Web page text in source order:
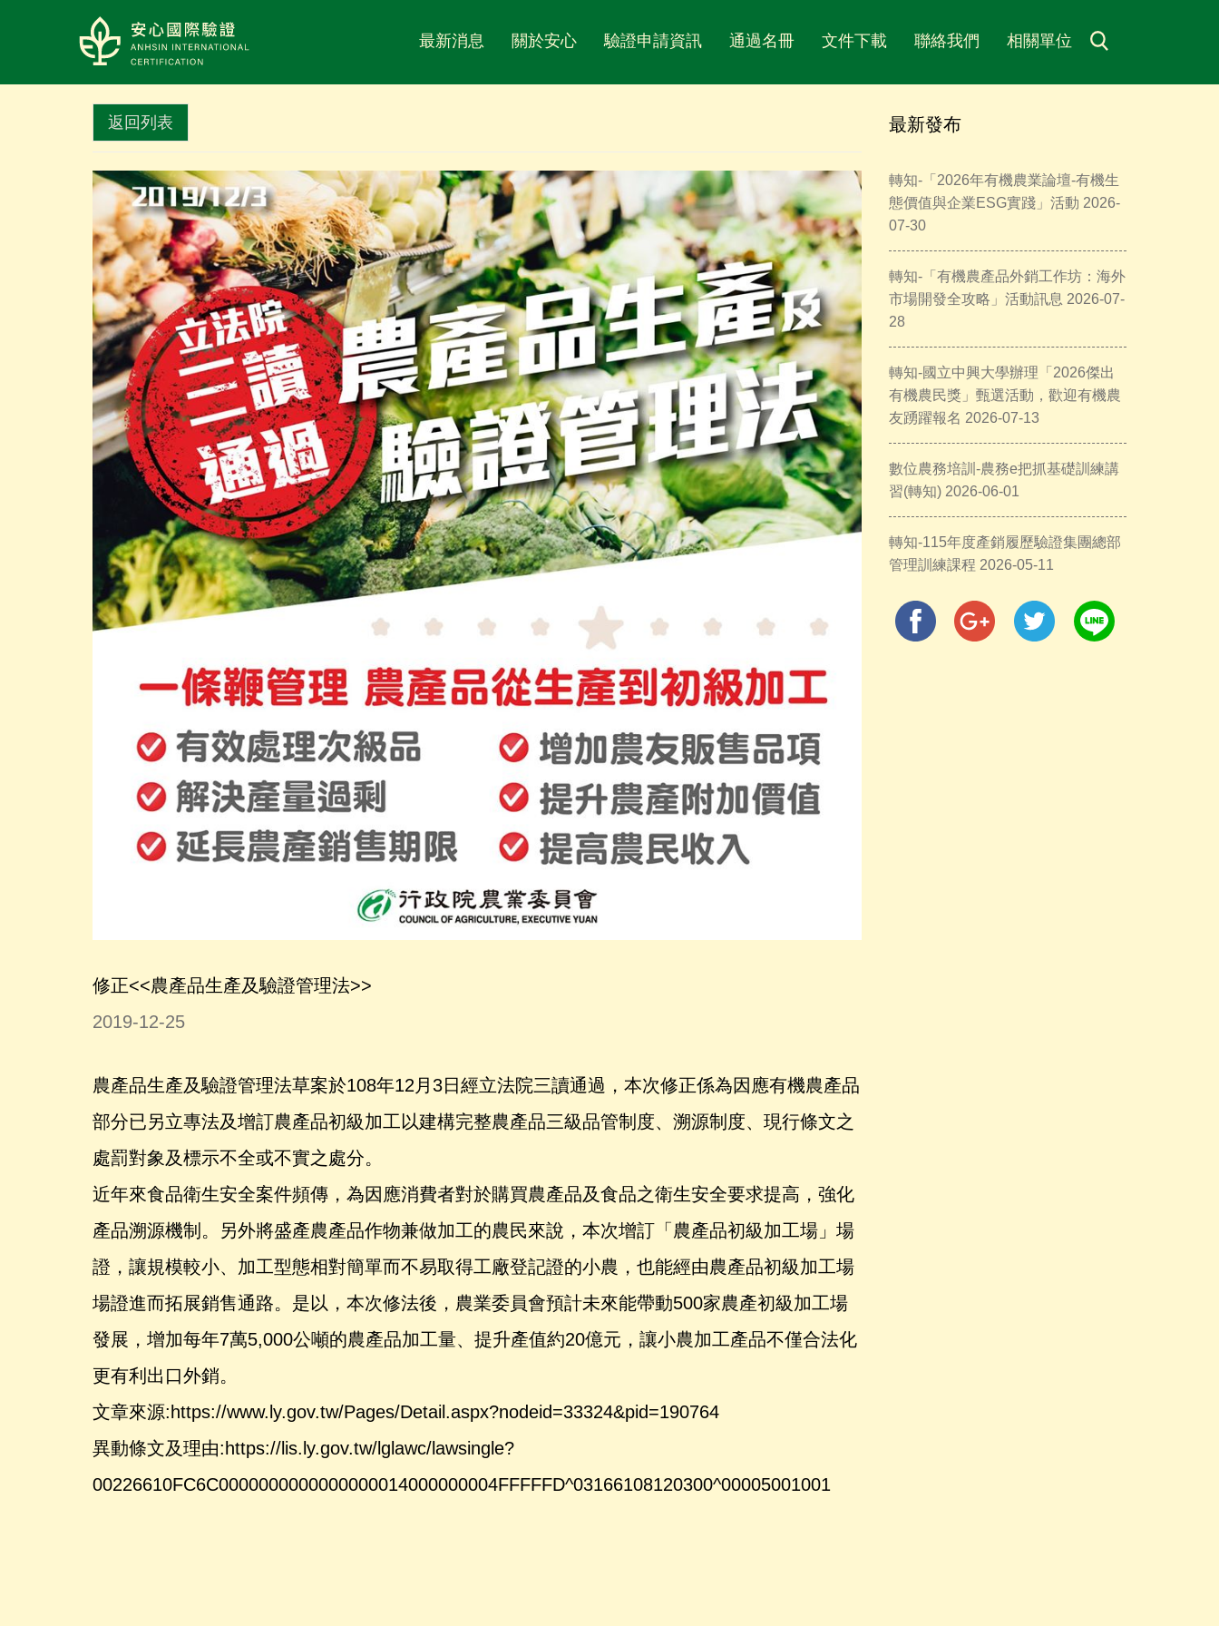
LOGO
最新消息
關於安心 驗證申請資訊 通過名冊 文件下載 聯絡我們 相關單位
返回列表
修正<<農產品生產及驗證管理法>>
2019-12-25
農產品生產及驗證管理法草案於108年12月3日經立法院三讀通過，本次修正係為因應有機農產品
部分已另立專法及增訂農產品初級加工以建構完整農產品三級品管制度、溯源制度、現行條文之
處罰對象及標示不全或不實之處分。
近年來食品衛生安全案件頻傳，為因應消費者對於購買農產品及食品之衛生安全要求提高，強化
產品溯源機制。另外將盛產農產品作物兼做加工的農民來說，本次增訂「農產品初級加工場」場
證，讓規模較小、加工型態相對簡單而不易取得工廠登記證的小農，也能經由農產品初級加工場
場證進而拓展銷售通路。是以，本次修法後，農業委員會預計未來能帶動500家農產初級加工場
發展，增加每年7萬5,000公噸的農產品加工量、提升產值約20億元，讓小農加工產品不僅合法化
更有利出口外銷。
文章來源:https://www.ly.gov.tw/Pages/Detail.aspx?nodeid=33324&pid=190764
異動條文及理由:https://lis.ly.gov.tw/lglawc/lawsingle?
00226610FC6C0000000000000000014000000004FFFFFD^03166108120300^00005001001
最新發布
轉知-「2026年有機農業論壇-有機生
態價值與企業ESG實踐」活動 2026-
07-30
轉知-「有機農產品外銷工作坊：海外
市場開發全攻略」活動訊息 2026-07-
28
轉知-國立中興大學辦理「2026傑出
有機農民獎」甄選活動，歡迎有機農
友踴躍報名 2026-07-13
數位農務培訓-農務e把抓基礎訓練講
習(轉知) 2026-06-01
轉知-115年度產銷履歷驗證集團總部
管理訓練課程 2026-05-11